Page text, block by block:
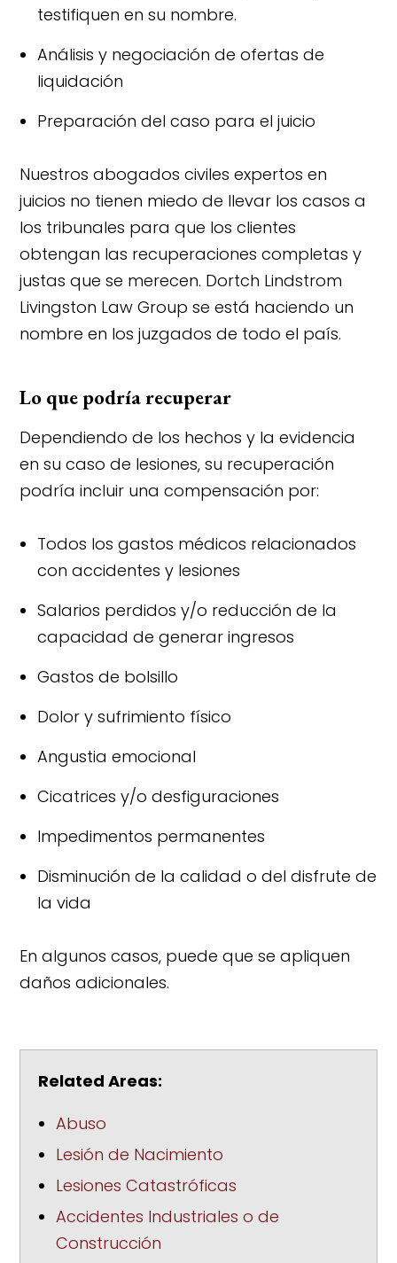
testifiquen en su nombre.
Análisis y negociación de ofertas de
liquidación
Preparación del caso para el juicio
Nuestros abogados civiles expertos en
juicios no tienen miedo de llevar los casos a
los tribunales para que los clientes
obtengan las recuperaciones completas y
justas que se merecen. Dortch Lindstrom
Livingston Law Group se está haciendo un
nombre en los juzgados de todo el país.
Lo que podría recuperar
Dependiendo de los hechos y la evidencia
en su caso de lesiones, su recuperación
podría incluir una compensación por:
Todos los gastos médicos relacionados
con accidentes y lesiones
Salarios perdidos y/o reducción de la
capacidad de generar ingresos
Gastos de bolsillo
Dolor y sufrimiento físico
Angustia emocional
Cicatrices y/o desfiguraciones
Impedimentos permanentes
Disminución de la calidad o del disfrute de
la vida
En algunos casos, puede que se apliquen
daños adicionales.
Related Areas:
Abuso
Lesión de Nacimiento
Lesiones Catastróficas
Accidentes Industriales o de
Construcción